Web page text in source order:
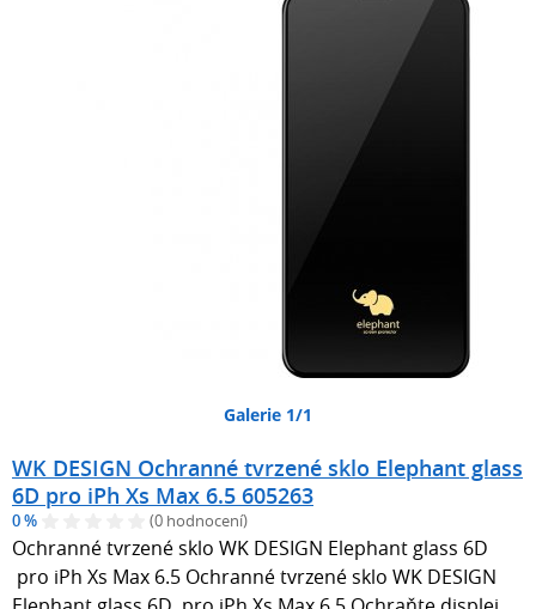
Galerie 1/1
WK DESIGN Ochranné tvrzené sklo Elephant glass
6D pro iPh Xs Max 6.5 605263
0 % (0 hodnocení)
Ochranné tvrzené sklo WK DESIGN Elephant glass 6D
pro iPh Xs Max 6.5 Ochranné tvrzené sklo WK DESIGN